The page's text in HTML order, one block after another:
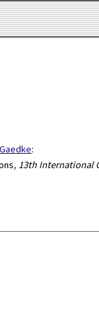
:
, 13th International